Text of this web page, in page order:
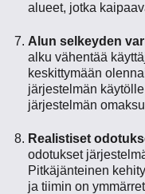
alueet, jotka
Alun selkeyden
alku vähentää
keskittymään
järjestelmän
järjestelmän
Realistiset
odotukset
Pitkäjänteinen
ja tiimin on